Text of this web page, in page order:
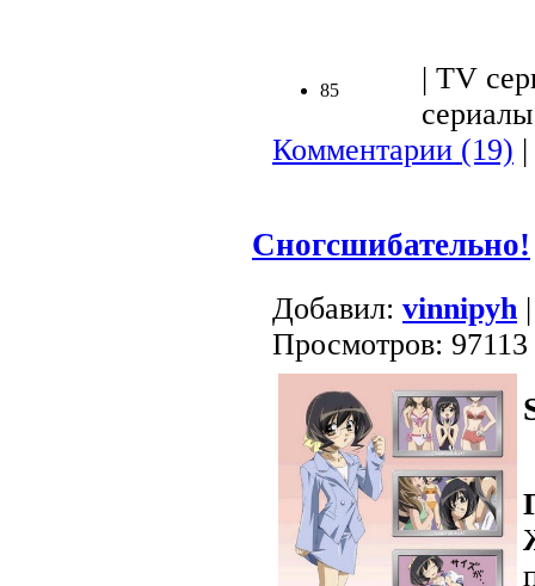
85
| TV
Комментарии (19) |
Сногсшибательно!
Добавил: vinnipyh
Просмотров: 97113